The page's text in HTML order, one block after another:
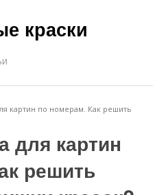
краски
картин по номерам. Как решить
для картин
решить